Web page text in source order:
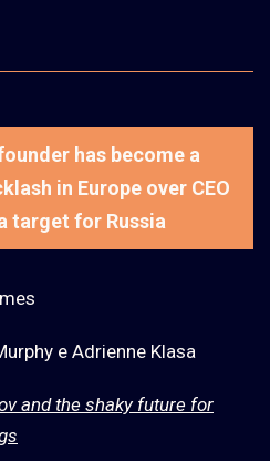
has become a
in Europe over CEO
target for Russia
e Adrienne Klasa
and the shaky future for